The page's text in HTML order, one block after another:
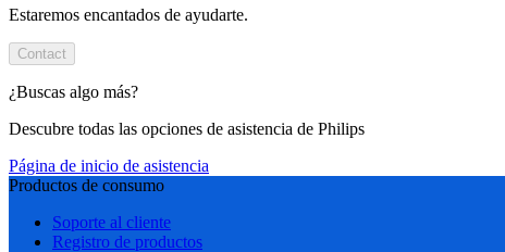
Estaremos encantados de ayudarte.
Contact
¿Buscas algo más?
Descubre todas las opciones de asistencia de Philips
Página de inicio de asistencia
Productos de consumo
Soporte al cliente
Registro de productos